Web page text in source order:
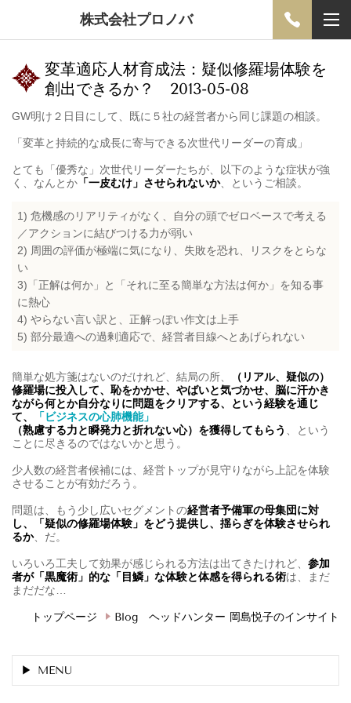
株式会社プロノバ
変革適応人材育成法：疑似修羅場体験を
創出できるか？ 2013-05-08
GW明け２日目にして、既に５社の経営者から同じ課題の相談。
「変革と持続的な成長に寄与できる次世代リーダーの育成」
とても「優秀な」次世代リーダーたちが、以下のような症状が強
く、なんとか 「一皮むけ」させられないか、というご相談。
1) 危機感のリアリティがなく、自分の頭でゼロベースで考える
／アクションに結びつける力が弱い
2) 周囲の評価が極端に気になり、失敗を恐れ、リスクをとらな
い
3)「正解は何か」と「それに至る簡単な方法は何か」を知る事
に熱心
4) やらない言い訳と、正解っぽい作文は上手
5) 部分最適への過剰適応で、経営者目線へとあげられない
簡単な処方箋はないのだけれど、結局の所、
（リアル、疑似の）
修羅場に投入して、恥をかかせ、やばいと気づかせ、脳に汗かき
ながら何とか自分なりに問題をクリアする、という経験を通じ
て、
「ビジネスの心肺機能」
（熟慮する力と瞬発力と折れない心）を獲得してもらう
、という
ことに尽きるのではないかと思う。
少人数の経営者候補には、経営トップが見守りながら上記を体験
させることが有効だろう。
問題は、もう少し広いセグメントの経営者予備軍の母集団に対
し、「疑似の修羅場体験」をどう提供し、揺らぎを体験させられ
るか、だ。
いろいろ工夫して効果が感じられる方法は出てきたけれど、 参加
者が「黒魔術」的な「目鱗」な体験と体感を得られる術は、まだ
まだだな…
トップページ Blog ヘッドハンター 岡島悦子のインサイト
MENU